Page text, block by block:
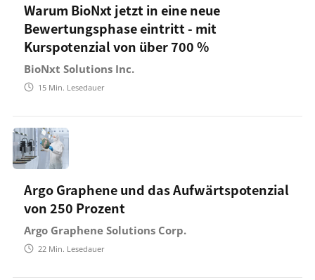
Warum BioNxt jetzt in eine neue
Bewertungsphase eintritt - mit
Kurspotenzial von über 700 %
BioNxt Solutions Inc.
15 Min. Lesedauer
Argo Graphene und das Aufwärtspotenzial
von 250 Prozent
Argo Graphene Solutions Corp.
22 Min. Lesedauer